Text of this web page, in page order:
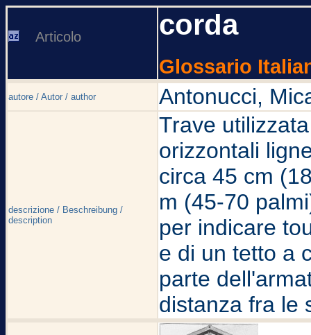
Articolo corda
Glossario
autore / Autor / author Antonucci,
descrizione / Beschreibung /
description
Trave
orizzontali
circa 45 cm
m (45-70
per indicare
e di un tetto a
parte
distanza fra le